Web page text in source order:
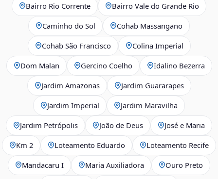
Bairro Rio Corrente Bairro Vale do Grande Rio
Caminho do Sol Cohab Massangano
Cohab São Francisco Colina Imperial
Dom Malan Gercino Coelho Idalino Bezerra
Jardim Amazonas Jardim Guararapes
Jardim Imperial Jardim Maravilha
Jardim Petrópolis João de Deus José e Maria
Km 2 Loteamento Eduardo Loteamento Recife
Mandacaru I Maria Auxiliadora Ouro Preto